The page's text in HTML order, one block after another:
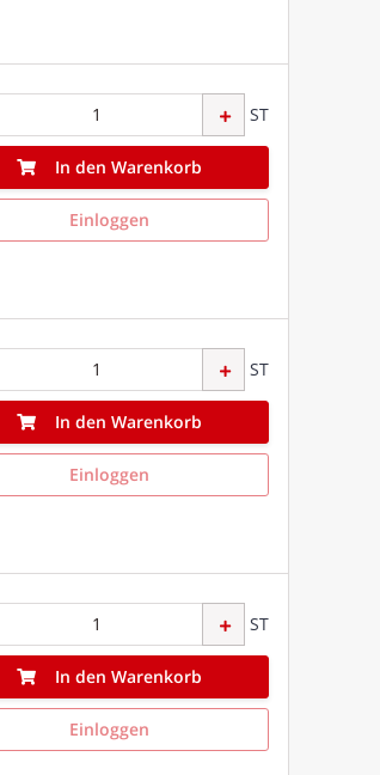
ST
In den Warenkorb
Einloggen
ST
In den Warenkorb
Einloggen
ST
In den Warenkorb
Einloggen